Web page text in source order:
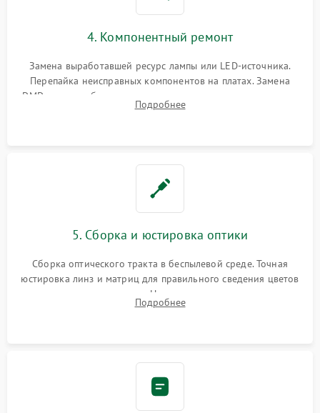
4. Компонентный ремонт
Замена выработавшей ресурс лампы или LED-источника.
Перепайка неисправных компонентов на платах. Замена
DMD-чипа при битых пикселях, установка нового цветового
колеса или восстановление сгоревших поляризационных
Подробнее
5. Сборка и юстировка оптики
Сборка оптического тракта в беспылевой среде. Точная
юстировка линз и матриц для правильного сведения цветов
и устранения размытия. Надежное подключение всех
шлейфов, установка датчиков и закрытие корпуса
Подробнее